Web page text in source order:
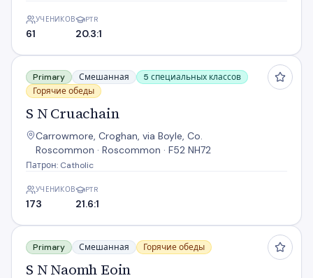
УЧЕНИКОВ
61
PTR
20.3:1
S N Cruachain
Primary Смешанная
5 специальных классов
Горячие обеды
S N Cruachain
Carrowmore, Croghan, via Boyle, Co.
Roscommon · Roscommon · F52 NH72
Патрон: Catholic
УЧЕНИКОВ
173
PTR
21.6:1
S N Naomh Eoin
Primary Смешанная Горячие обеды
S N Naomh Eoin